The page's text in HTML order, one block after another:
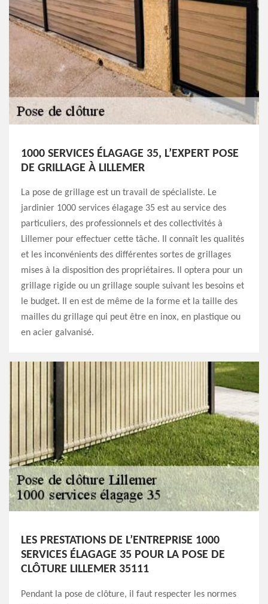
1000 SERVICES ÉLAGAGE 35, L’EXPERT POSE
DE GRILLAGE À LILLEMER
La pose de grillage est un travail de spécialiste. Le
jardinier 1000 services élagage 35 est au service des
particuliers, des professionnels et des collectivités à
Lillemer pour effectuer cette tâche. Il connaît les qualités
et les inconvénients des différentes sortes de grillages
mises à la disposition des propriétaires. Il optera pour un
grillage rigide ou un grillage souple suivant les besoins et
le budget. Il en est de même de la forme et la taille des
mailles du grillage qui peut être en inox, en plastique ou
en acier galvanisé.
LES PRESTATIONS DE L’ENTREPRISE 1000
SERVICES ÉLAGAGE 35 POUR LA POSE DE
CLÔTURE LILLEMER 35111
Pendant la pose de clôture, il faut respecter les normes